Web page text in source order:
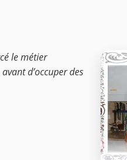
le métier
d’occuper des